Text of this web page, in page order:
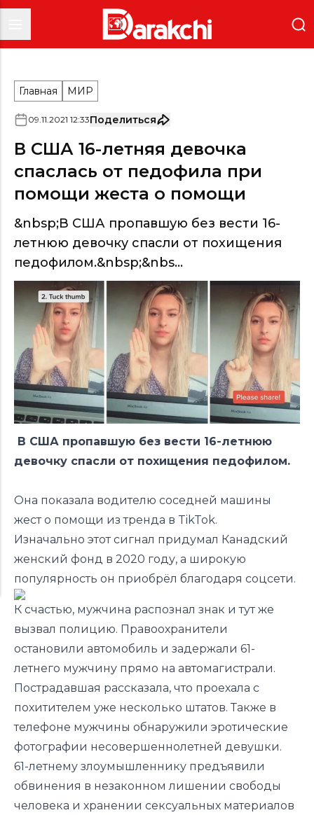
Главная МИР
09.11.2021 12:33Поделиться
В США 16-летняя девочка
спаслась от педофила при
помощи жеста о помощи
&nbsp;В США пропавшую без вести 16-
летнюю девочку спасли от похищения
педофилом.&nbsp;&nbs...
В США пропавшую без вести 16-летнюю
девочку спасли от похищения педофилом.
Она показала водителю соседней машины
жест о помощи из тренда в TikTok.
Изначально этот сигнал придумал Канадский
женский фонд в 2020 году, а широкую
популярность он приобрёл благодаря соцсети.
К счастью, мужчина распознал знак и тут же
вызвал полицию. Правоохранители
остановили автомобиль и задержали 61-
летнего мужчину прямо на автомагистрали.
Пострадавшая рассказала, что проехала с
похитителем уже несколько штатов. Также в
телефоне мужчины обнаружили эротические
фотографии несовершеннолетней девушки.
61-летнему злоумышленнику предъявили
обвинения в незаконном лишении свободы
человека и хранении сексуальных материалов